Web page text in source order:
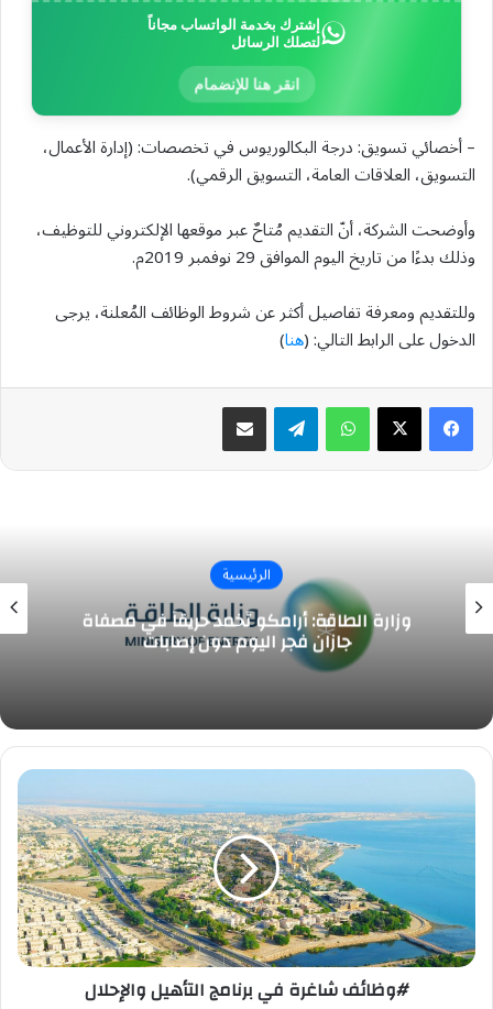
إشترك بخدمة الواتساب مجاناً
لتصلك الرسائل
انقر هنا للإنضمام
– أخصائي تسويق: درجة البكالوريوس في تخصصات: (إدارة الأعمال،
التسويق، العلاقات العامة، التسويق الرقمي).
وأوضحت الشركة، أنّ التقديم مُتاحٌ عبر موقعها الإلكتروني للتوظيف،
وذلك بدءًا من تاريخ اليوم الموافق 29 نوفمبر 2019م.
وللتقديم ومعرفة تفاصيل أكثر عن شروط الوظائف المُعلنة، يرجى
الدخول على الرابط التالي: (هنا)
واتسابتيلقرام مشاركة عبر البريد
الرئيسية
وزارة الطاقة: أرامكو تُخمد حريقاً في مصفاة
جازان فجر اليوم دون إصابات
#وظائف
شاغرة
في
برنامج
التأهيل
#وظائف شاغرة في برنامج التأهيل والإحلال